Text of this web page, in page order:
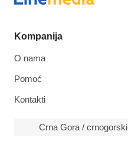
Kompanija
O nama
Pomoć
Kontakti
Crna Gora / crnogorski